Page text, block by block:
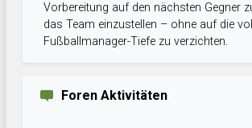
Vorbereitung auf den nächsten Gegner
das Team einzustellen – ohne auf die
Fußballmanager-Tiefe zu verzichten.
Foren Aktivitäten